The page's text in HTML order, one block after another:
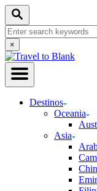
Skip
Content
Search
Search
for:Close
Search
×
Destinos
Oceania
Asia